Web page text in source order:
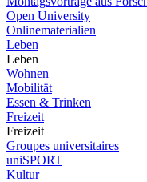
Open University
Onlinematerialien
Leben
Leben
Wohnen
Mobilität
Essen & Trinken
Freizeit
Freizeit
Groupes universitaires
uniSPORT
Kultur